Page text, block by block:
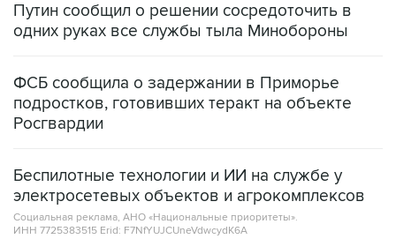
Путин сообщил о решении сосредоточить в
одних руках все службы тыла Минобороны
ФСБ сообщила о задержании в Приморье
подростков, готовивших теракт на объекте
Росгвардии
Беспилотные технологии и ИИ на службе у
электросетевых объектов и агрокомплексов
Социальная реклама, АНО «Национальные приоритеты».
ИНН 7725383515 Erid: F7NfYUJCUneVdwcydK6A